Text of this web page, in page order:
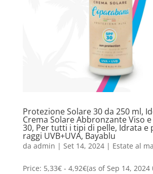
Protezione Solare 30 da 250 ml,
Crema Solare Abbronzante Viso
30, Per tutti i tipi di pelle, Idrata e
raggi UVB+UVA, Bayablu
da admin | Set 14, 2024| Estate al
Price: 5,33€ - 4,92€(as of Sep 14, 2024